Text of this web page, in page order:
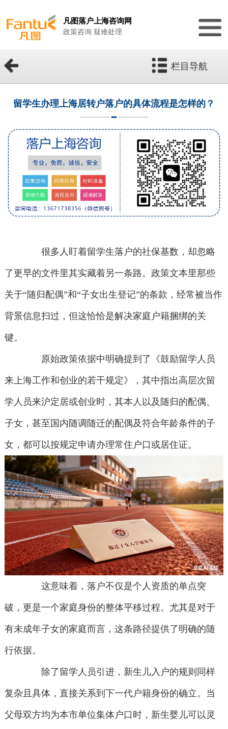
凡图落户上海咨询网
政策咨询 疑难处理
栏目导航
留学生办理上海居转户落户的具体流程是怎样的？
很多人盯着留学生落户的社保基数，却忽略
了更早的文件里其实藏着另一条路。政策文本里那些
关于“随归配偶”和“子女出生登记”的条款，经常被当作
背景信息扫过，但这恰恰是解决家庭户籍捆绑的关
键。
原始政策依据中明确提到了《鼓励留学人员
来上海工作和创业的若干规定》，其中指出高层次留
学人员来沪定居或创业时，其本人以及随归的配偶、
子女，甚至国内随调随迁的配偶及符合年龄条件的子
女，都可以按规定申请办理常住户口或居住证。
这意味着，落户不仅是个人资质的单点突
破，更是一个家庭身份的整体平移过程。尤其是对于
有未成年子女的家庭而言，这条路径提供了明确的随
行依据。
除了留学人员引进，新生儿入户的规则同样
复杂且具体，直接关系到下一代户籍身份的确立。当
父母双方均为本市单位集体户口时，新生婴儿可以灵